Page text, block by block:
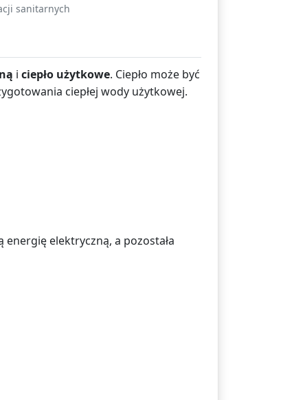
sanitarnych
i ciepło użytkowe. Ciepło może być
ciepłej wody użytkowej.
elektryczną, a pozostała